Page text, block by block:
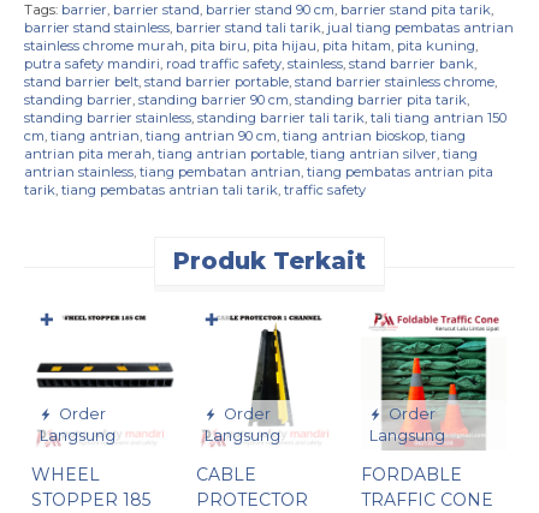
Tags: barrier, barrier stand, barrier stand 90 cm, barrier stand pita tarik,
barrier stand stainless, barrier stand tali tarik, jual tiang pembatas antrian
stainless chrome murah, pita biru, pita hijau, pita hitam, pita kuning,
putra safety mandiri, road traffic safety, stainless, stand barrier bank,
stand barrier belt, stand barrier portable, stand barrier stainless chrome,
standing barrier, standing barrier 90 cm, standing barrier pita tarik,
standing barrier stainless, standing barrier tali tarik, tali tiang antrian 150
cm, tiang antrian, tiang antrian 90 cm, tiang antrian bioskop, tiang
antrian pita merah, tiang antrian portable, tiang antrian silver, tiang
antrian stainless, tiang pembatan antrian, tiang pembatas antrian pita
tarik, tiang pembatas antrian tali tarik, traffic safety
Produk Terkait
Order
Langsung
WHEEL
STOPPER 185
✚
Order
Langsung
CABLE
PROTECTOR
✚
Order
Langsung
FORDABLE
TRAFFIC CONE